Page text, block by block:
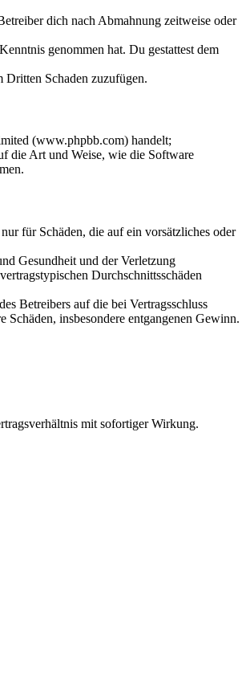
dich nach Abmahnung zeitweise oder
genommen hat. Du gestattest dem
Dritten Schaden zuzufügen.
(www.phpbb.com) handelt;
die Art und Weise, wie die Software
für Schäden, die auf ein vorsätzliches oder
Gesundheit und der Verletzung
Durchschnittsschäden
Betreibers auf die bei Vertragsschluss
insbesondere entgangenen Gewinn.
mit sofortiger Wirkung.